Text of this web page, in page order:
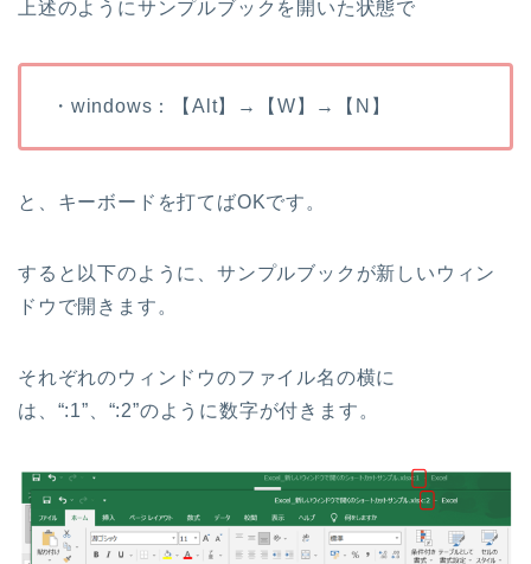
上述のようにサンプルブックを開いた状態で
・windows：【Alt】→【W】→【N】
と、キーボードを打てばOKです。
すると以下のように、サンプルブックが新しいウィン
ドウで開きます。
それぞれのウィンドウのファイル名の横に
は、“:1”、“:2”のように数字が付きます。